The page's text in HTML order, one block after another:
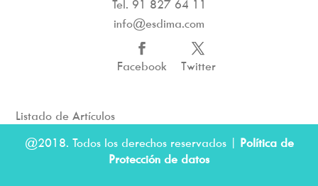
Tel. 91 827 64 11
info@esdima.com
Facebook Twitter
Listado de Artículos
@2018. Todos los derechos reservados | Política de
Protección de datos